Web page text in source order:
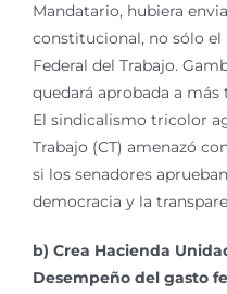
Mandatario, hubiera
constitucional, no sólo
Federal del Trabajo.
quedará aprobada a más
El sindicalismo tricolor
Trabajo (CT) amenazó
si los senadores
democracia y la
b) Crea Hacienda
Desempeño del gasto